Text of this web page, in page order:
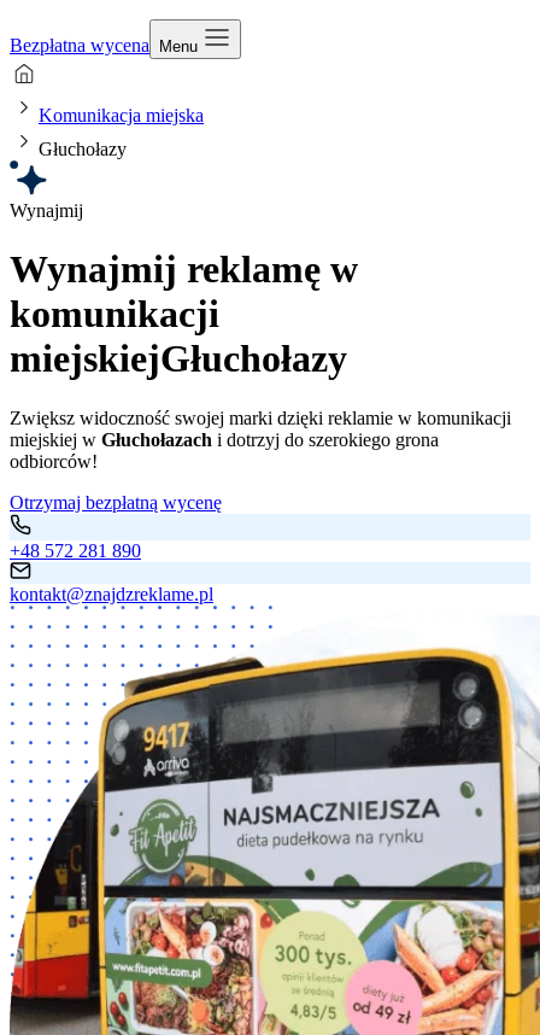
Bezpłatna wycena Menu
Komunikacja miejska
Głuchołazy
Wynajmij
Wynajmij reklamę w
komunikacji
miejskiejGłuchołazy
Zwiększ widoczność swojej marki dzięki reklamie w komunikacji
miejskiej w Głuchołazach i dotrzyj do szerokiego grona
odbiorców!
Otrzymaj bezpłatną wycenę
+48 572 281 890
kontakt@znajdzreklame.pl